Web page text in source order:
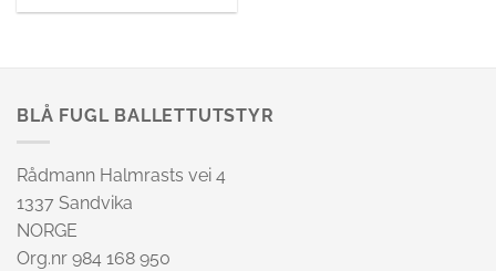
BLÅ FUGL BALLETTUTSTYR
Rådmann Halmrasts vei 4
1337 Sandvika
NORGE
Org.nr 984 168 950